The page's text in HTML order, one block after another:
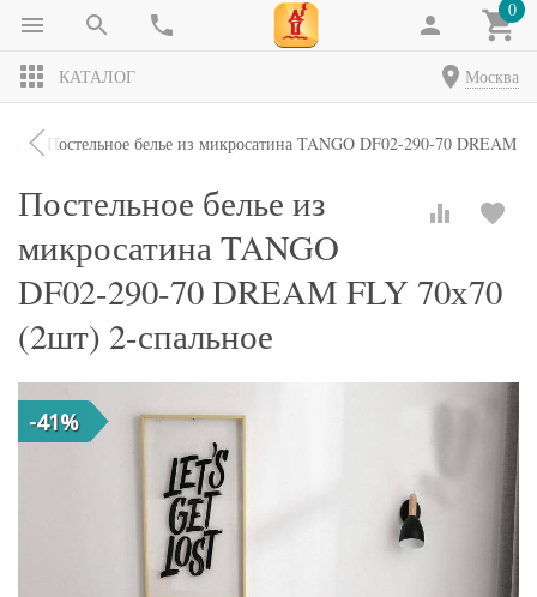
0
КАТАЛОГ Москва
Постельное белье из микросатина TANGO DF02-290-70 DREAM
Постельное белье из
микросатина TANGO
DF02-290-70 DREAM FLY 70х70
(2шт) 2-спальное
-41%